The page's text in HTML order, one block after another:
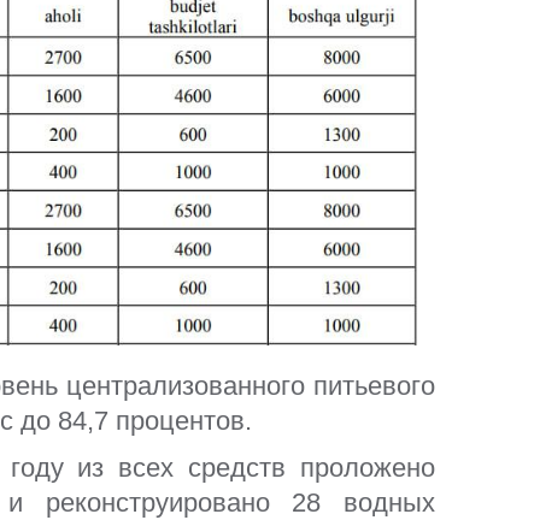
руководителей
службы
Реестр счетчиков
Личный кабинет
КОНТАКТЫ
централизованного питьевого
до 84,7 процентов.
из всех средств проложено
реконструировано 28 водных